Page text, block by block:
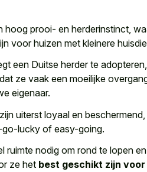
hoog prooi- en herderinstinct,
voor huizen met kleinere
een Duitse herder te
ze vaak een moeilijke
eigenaar.
uiterst loyaal en
lucky of easy-going.
ruimte nodig om rond te lopen
ze het best geschikt zijn